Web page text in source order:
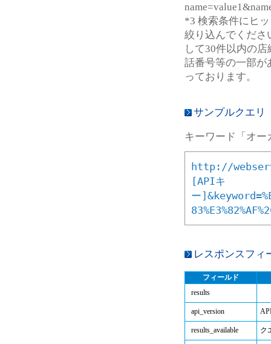
*3 検索条件にヒ
絞り込んでくださ
して30件以内の
話番号等の一部が
っております。
サンプルクエリ
キーワード「オー
http://
[APIキ
ー
レスポンスフィ
フィールド
results
api_version
results_available ク